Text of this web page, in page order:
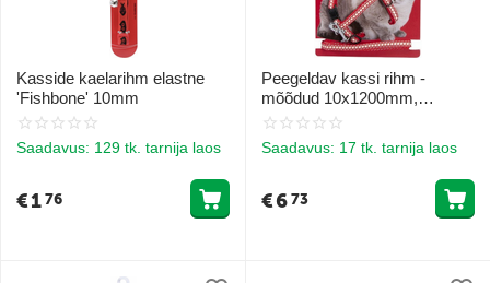
Kasside kaelarihm elastne
'Fishbone' 10mm
Saadavus: 129 tk. tarnija laos
€176
Peegeldav kassi rihm -
mõõdud 10x1200mm,
komplekt - 6tk.
Saadavus: 17 tk. tarnija laos
€673